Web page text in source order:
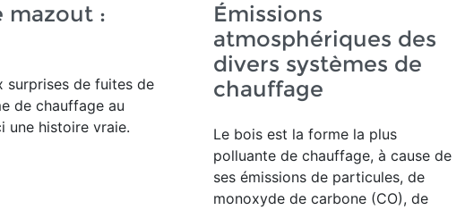
mazout :
surprises de fuites de
de chauffage au
une histoire vraie.
Émissions
atmosphériques des
divers systèmes de
chauffage
Le bois est la forme la plus
polluante de chauffage, à cause de
ses émissions de particules, de
monoxyde de carbone (CO), de